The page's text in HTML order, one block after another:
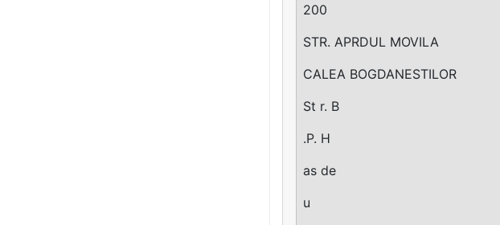
200
STR. APRDUL MOVILA
CALEA BOGDANESTILOR
St r. B
.P. H
as de
u